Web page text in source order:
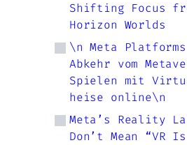
Shifting Focus
Horizon Worlds
\n Meta
Abkehr vom
Spielen mit
heise online\n
Meta’s Reality
Don’t Mean “VR